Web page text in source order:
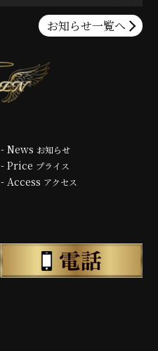
お知らせ一覧へ
- News お知らせ
- Price プライス
- Access アクセス